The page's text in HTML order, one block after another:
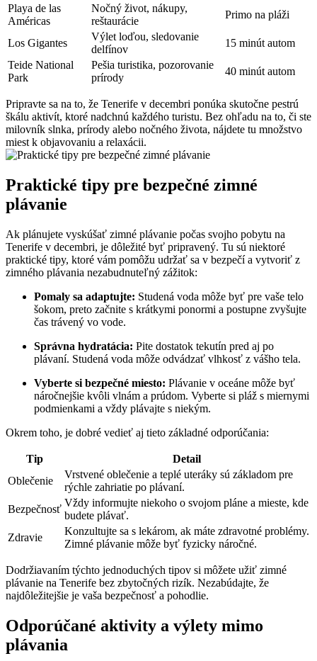
Playa de las
Américas
Nočný život, nákupy,
reštaurácie
Primo na pláži
Los Gigantes
Výlet loďou, sledovanie
delfínov
15 minút autom
Teide National
Park
Pešia turistika, pozorovanie
prírody
40 minút autom
Pripravte sa na to, že Tenerife v decembri ponúka skutočne pestrú
škálu aktivít, ktoré nadchnú každého turistu. Bez ohľadu na to, či ste
milovník slnka, prírody alebo nočného života, nájdete tu množstvo
miest k objavovaniu a relaxácii.
Praktické tipy pre bezpečné zimné
plávanie
Ak plánujete vyskúšať zimné plávanie počas svojho pobytu na
Tenerife v decembri, je dôležité byť pripravený. Tu sú niektoré
praktické tipy, ktoré vám pomôžu udržať sa v bezpečí a vytvoriť z
zimného plávania nezabudnuteľný zážitok:
Pomaly sa adaptujte: Studená voda môže byť pre vaše telo
šokom, preto začnite s krátkymi ponormi a postupne zvyšujte
čas trávený vo vode.
Správna hydratácia: Pite dostatok tekutín pred aj po
plávaní. Studená voda môže odvádzať vlhkosť z vášho tela.
Vyberte si bezpečné miesto: Plávanie v oceáne môže byť
náročnejšie kvôli vlnám a prúdom. Vyberte si pláž s miernymi
podmienkami a vždy plávajte s niekým.
Okrem toho, je dobré vedieť aj tieto základné odporúčania:
Tip
Detail
Oblečenie
Vrstvené oblečenie a teplé uteráky sú základom pre
rýchle zahriatie po plávaní.
Bezpečnosť
Vždy informujte niekoho o svojom pláne a mieste, kde
budete plávať.
Zdravie
Konzultujte sa s lekárom, ak máte zdravotné problémy.
Zimné plávanie môže byť fyzicky náročné.
Dodržiavaním týchto jednoduchých tipov si môžete užiť zimné
plávanie na Tenerife bez zbytočných rizík. Nezabúdajte, že
najdôležitejšie je vaša bezpečnosť a pohodlie.
Odporúčané aktivity a výlety mimo
plávania